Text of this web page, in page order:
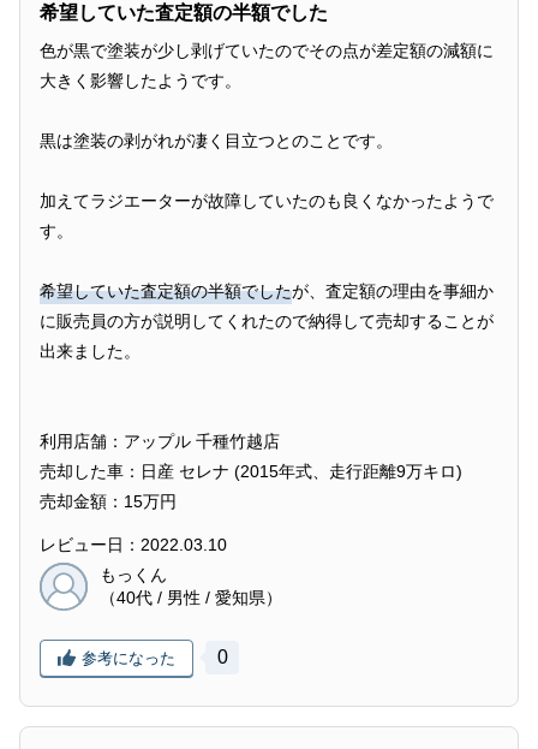
希望していた査定額の半額でした
色が黒で塗装が少し剥げていたのでその点が差定額の減額に
大きく影響したようです。
黒は塗装の剥がれが凄く目立つとのことです。
加えてラジエーターが故障していたのも良くなかったようで
す。
希望していた査定額の半額でしたが、査定額の理由を事細か
に販売員の方が説明してくれたので納得して売却することが
出来ました。
利用店舗：アップル 千種竹越店
売却した車：日産 セレナ (2015年式、走行距離9万キロ)
売却金額：15万円
レビュー日：2022.03.10
もっくん
（40代 / 男性 / 愛知県）
参考になった 0